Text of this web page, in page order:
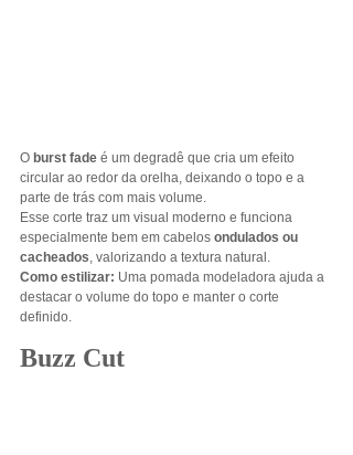
O burst fade é um degradê que cria um efeito
circular ao redor da orelha, deixando o topo e a
parte de trás com mais volume.
Esse corte traz um visual moderno e funciona
especialmente bem em cabelos ondulados ou
cacheados, valorizando a textura natural.
Como estilizar: Uma pomada modeladora ajuda a
destacar o volume do topo e manter o corte
definido.
Buzz Cut